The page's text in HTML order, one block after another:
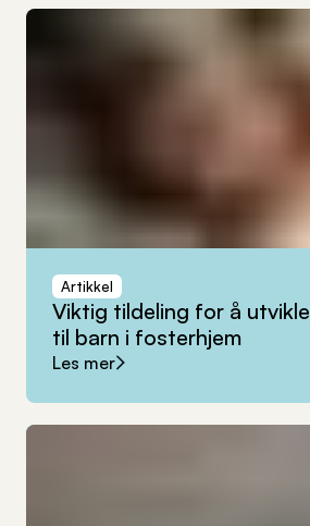
Artikkel
Viktig tildeling for å utvikle
til barn i fosterhjem
Les mer